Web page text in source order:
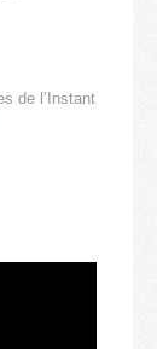
de l’Instant